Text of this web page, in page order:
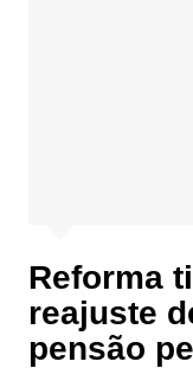
Reforma
reajuste
pensão